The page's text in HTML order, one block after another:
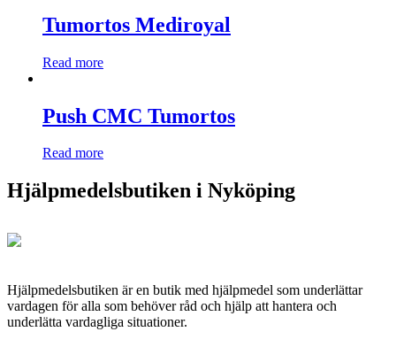
Tumortos Mediroyal
Read more
Push CMC Tumortos
Read more
Hjälpmedelsbutiken i Nyköping
Hjälpmedelsbutiken är en butik med hjälpmedel som underlättar
vardagen för alla som behöver råd och hjälp att hantera och
underlätta vardagliga situationer.